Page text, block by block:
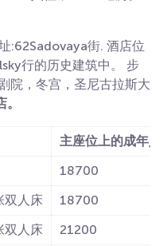
:62Sadovaya街. 酒店位
行的历史建筑中。 步
院，冬宫，圣尼古拉斯大
主座位上的成年人
18700
双人床
18700
双人床
21200